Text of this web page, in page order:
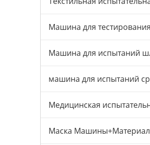
Маска Машины+Материал